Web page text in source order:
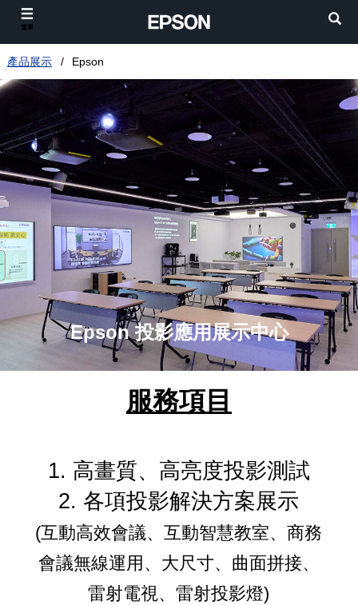
產品展示 Epson
Epson 投影應用展示中心
服務項目
1. 高畫質、高亮度投影測試
2. 各項投影解決方案展示
(互動高效會議、互動智慧教室、商務
會議無線運用、大尺寸、曲面拼接、
雷射電視、雷射投影燈)